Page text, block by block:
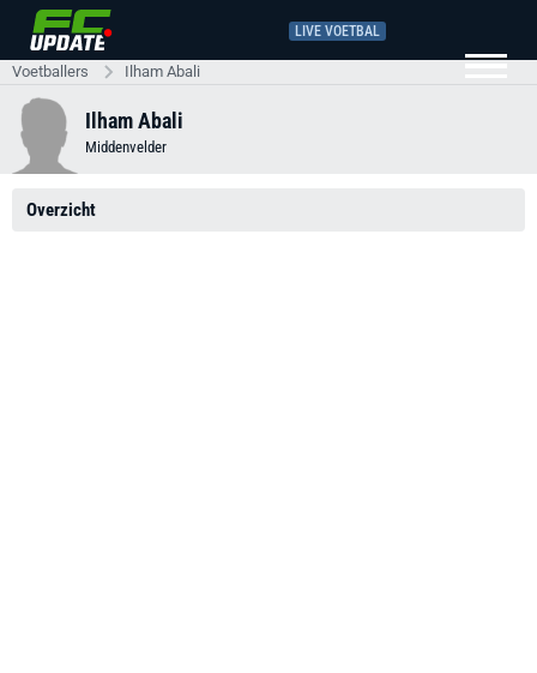
LIVE VOETBAL
Voetballers Ilham Abali
Ilham Abali
Middenvelder
Overzicht